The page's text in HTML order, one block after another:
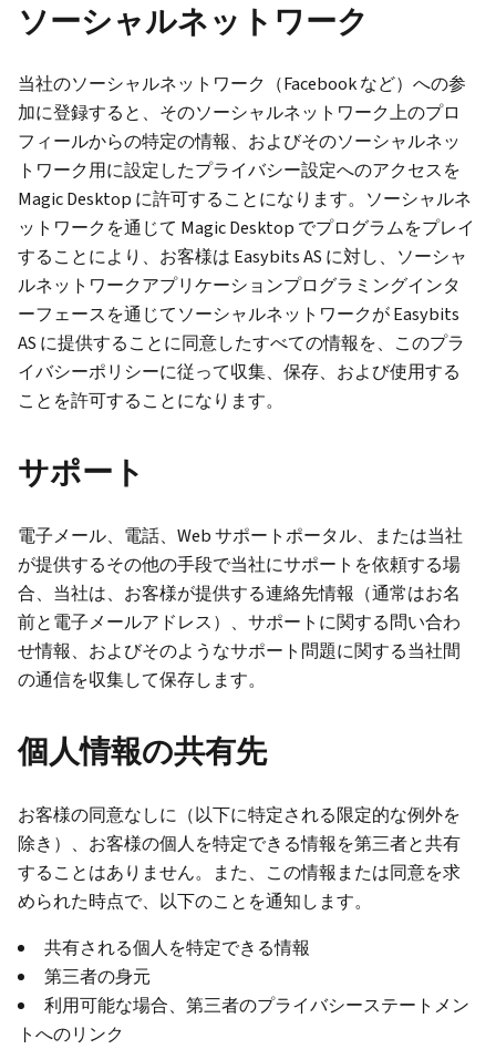
ソーシャルネットワーク
当社のソーシャルネットワーク（Facebook など）への参
加に登録すると、そのソーシャルネットワーク上のプロ
フィールからの特定の情報、およびそのソーシャルネッ
トワーク用に設定したプライバシー設定へのアクセスを
Magic Desktop に許可することになります。ソーシャルネ
ットワークを通じて Magic Desktop でプログラムをプレイ
することにより、お客様は Easybits AS に対し、ソーシャ
ルネットワークアプリケーションプログラミングインタ
ーフェースを通じてソーシャルネットワークが Easybits
AS に提供することに同意したすべての情報を、このプラ
イバシーポリシーに従って収集、保存、および使用する
ことを許可することになります。
サポート
電子メール、電話、Web サポートポータル、または当社
が提供するその他の手段で当社にサポートを依頼する場
合、当社は、お客様が提供する連絡先情報（通常はお名
前と電子メールアドレス）、サポートに関する問い合わ
せ情報、およびそのようなサポート問題に関する当社間
の通信を収集して保存します。
個人情報の共有先
お客様の同意なしに（以下に特定される限定的な例外を
除き）、お客様の個人を特定できる情報を第三者と共有
することはありません。また、この情報または同意を求
められた時点で、以下のことを通知します。
共有される個人を特定できる情報
第三者の身元
利用可能な場合、第三者のプライバシーステートメン
トへのリンク